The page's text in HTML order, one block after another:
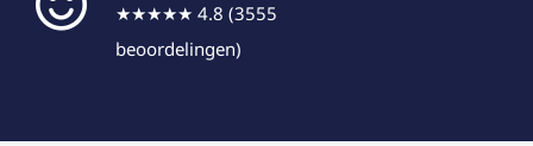
★★★★★ 4.8 (3555
beoordelingen)